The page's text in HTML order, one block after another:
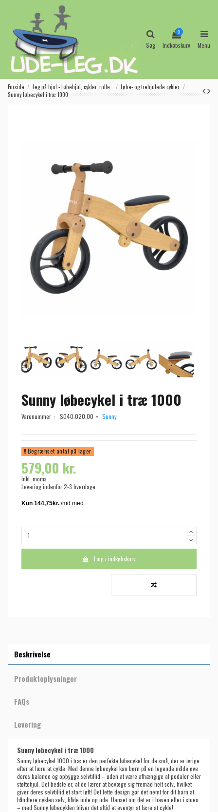
Søg
0
Indkøbskurv Menu
Forside Leg på hjul - Løbehjul, cykler, rulle..
Løbe- og trehjulede cykler
Sunny løbecykel i træ 1000
Sunny løbecykel i træ 1000
Varenummer : S040.020.00 Sunny
Begrænset antal på lager
579,00 kr.
Inkl. moms
Levering indenfor 2-3 hverdage
Læg i indkøbskurv
Beskrivelse
Produktoplysninger
FAQs
Levering
Sunny løbecykel i træ 1000
Sunny løbecykel 1000 i træ er den perfekte løbecykel for de små, der er ivrige
efter at lære at cykle. Med denne løbecykel kan børn på en legende måde øve
deres balance og opbygge selvtillid – uden at være afhængige af pedaler eller
støttehjul. Det bedste er, at de lærer at bevæge sig fremad helt selv, hvilket
giver deres selvtillid et stort løft! Det lette design gør det nemt for dit barn at
håndtere cyklen selv, både inde og ude. Uanset om det er i haven eller i stuen
– med Sunny løbecyklen bliver det altid et eventyr at lære at cykle!